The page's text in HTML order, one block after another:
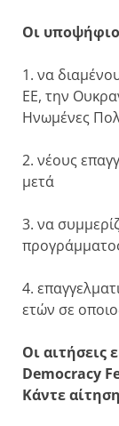
Οι
1. να
ΕΕ, την
Ηνωμένες
2. νέους
μετά
3. να
4.
ετών σε
Οι αιτήσεις
Democracy
Κάντε αίτηση